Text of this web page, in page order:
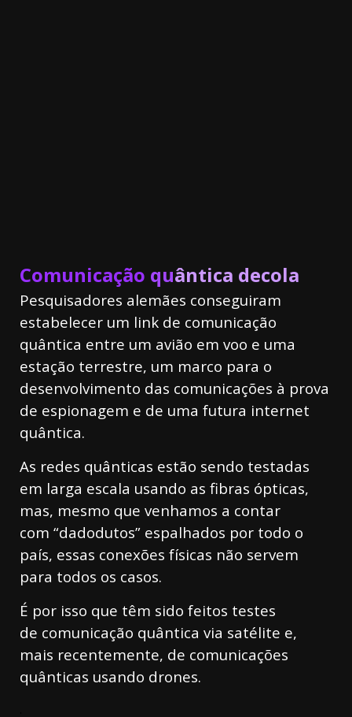
Comunicação quântica decola
Pesquisadores alemães conseguiram
estabelecer um link de comunicação
quântica entre um avião em voo e uma
estação terrestre, um marco para o
desenvolvimento das comunicações à prova
de espionagem e de uma futura internet
quântica.
As redes quânticas estão sendo testadas
em larga escala usando as fibras ópticas,
mas, mesmo que venhamos a contar
com “dadodutos” espalhados por todo o
país, essas conexões físicas não servem
para todos os casos.
É por isso que têm sido feitos testes
de comunicação quântica via satélite e,
mais recentemente, de comunicações
quânticas usando drones.